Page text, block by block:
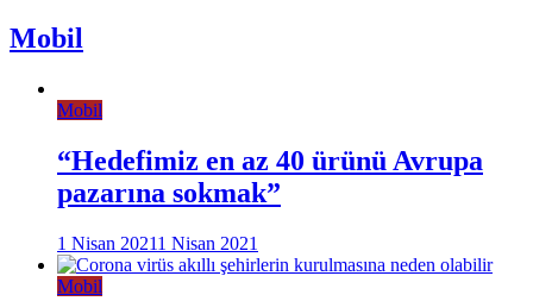
Mobil
Mobil
“Hedefimiz en az 40 ürünü Avrupa
pazarına sokmak”
1 Nisan 20211 Nisan 2021
Mobil